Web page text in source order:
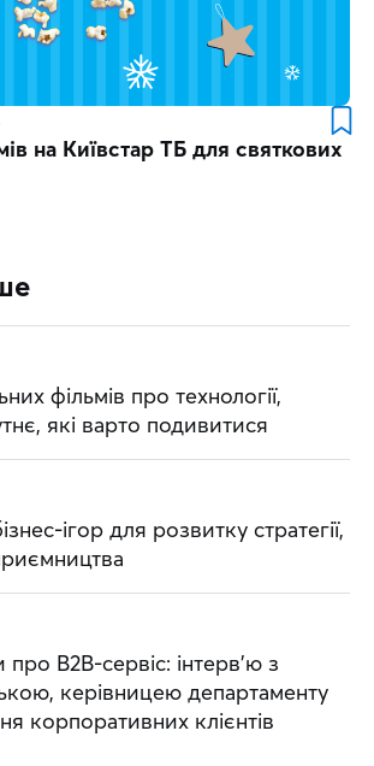
на Київстар ТБ для святкових
фільмів про технології,
які варто подивитися
ігор для розвитку стратегії,
B2B-сервіс: інтерв’ю з
керівницею департаменту
корпоративних клієнтів